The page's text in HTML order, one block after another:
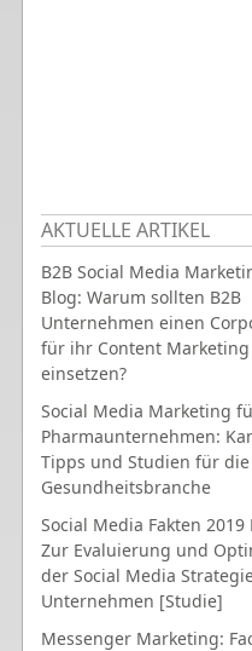
AKTUELLE ARTIKEL
B2B Social Media
Blog: Warum sollten B2B
Unternehmen einen
für ihr Content Marketing
einsetzen?
Social Media Marketing
Pharmaunternehmen:
Tipps und Studien für die
Gesundheitsbranche
Social Media Fakten 2019
Zur Evaluierung und
der Social Media
Unternehmen [Studie]
Messenger Marketing: